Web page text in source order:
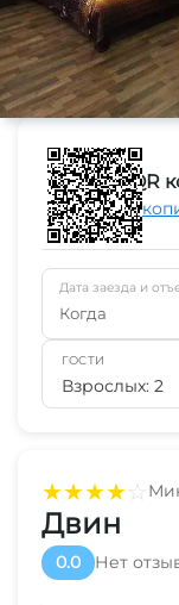
★★★★☆
Двин
0.0 Нет
QR
Дата заезда и
Когда
ГОСТИ
Взрослых: 2